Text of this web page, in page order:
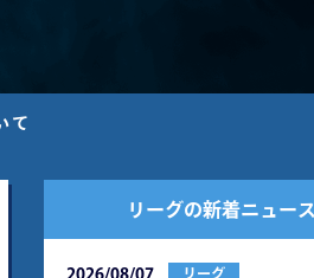
て
リーグの新着ニュース
2026/08/07 リーグ